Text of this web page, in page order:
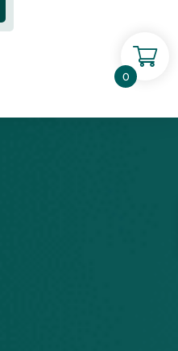
0